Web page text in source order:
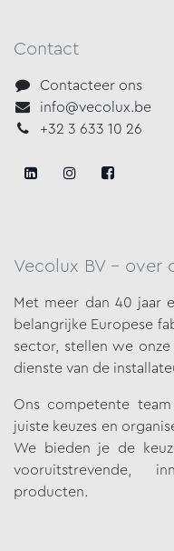
Contact
Contacteer ons
info@vecolux.be
+32 3 633 10 26
Vecolux BV - over
Met meer dan 40 jaar
belangrijke Europese
sector, stellen we onze
dienste van de
Ons competente
juiste keuzes en
We bieden je de
vooruitstrevende,
producten.